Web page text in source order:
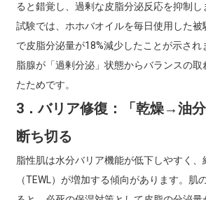
ると錯覚し、過剰な皮脂分泌反応を抑制
試験では、ホホバオイルを毎日使用した被
で皮脂分泌量が18%減少したことが示され
脂腺が「過剰分泌」状態からバランスの取
たためです。
3．バリア修復：「乾燥→油
断ち切る
脂性肌は水分バリア機能が低下しやすく
（TEWL）が増加する傾向があります。肌